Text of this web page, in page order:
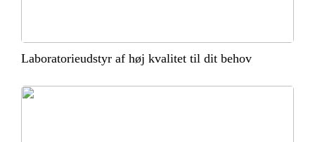
Laboratorieudstyr af høj kvalitet til dit behov